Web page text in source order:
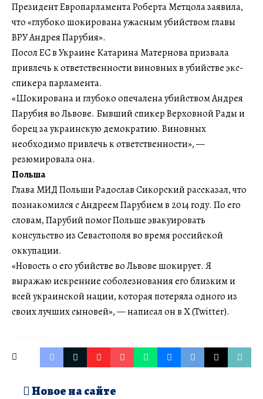
Президент Европарламента Роберта Метцола заявила,
что «глубоко шокирована ужасным убийством главы
ВРУ Андрея Парубия».
Посол ЕС в Украине Катарина Матернова призвала
привлечь к ответственности виновных в убийстве экс-
спикера парламента.
«Шокирована и глубоко опечалена убийством Андрея
Парубия во Львове. Бывший спикер Верховной Рады и
борец за украинскую демократию. Виновных
необходимо привлечь к ответственности», —
резюмировала она.
Польша
Глава МИД Польши Радослав Сикорский рассказал, что
познакомился с Андреем Парубием в 2014 году. По его
словам, Парубий помог Польше эвакуировать
консульство из Севастополя во время российской
оккупации.
«Новость о его убийстве во Львове шокирует. Я
выражаю искренние соболезнования его близким и
всей украинской нации, которая потеряла одного из
своих лучших сыновей», — написал он в X (Twitter).
Новое на сайте